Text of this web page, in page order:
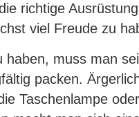
richtige
viel Freude zu
haben, muss man
packen.
Taschenlampe